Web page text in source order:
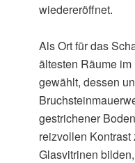
wiedereröffnet.
Als Ort für das
ältesten Räume
gewählt, dessen
gestrichener
reizvollen
Glasvitrinen